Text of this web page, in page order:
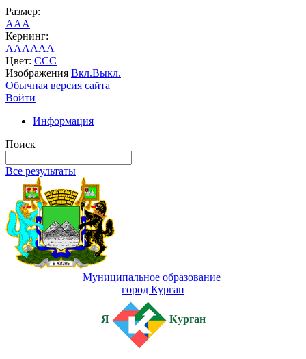
Размер:
AAA
Кернинг:
AAAAAA
Цвет: CCC
Изображения Вкл.Выкл.
Обычная версия сайта
Войти
Информация
Поиск
Все результаты
Муниципальное образование
город Курган
Я Курган